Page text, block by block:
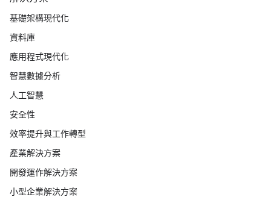
基礎架構現代化
資料庫
應用程式現代化
智慧數據分析
人工智慧
安全性
效率提升與工作轉型
產業解決方案
開發運作解決方案
小型企業解決方案